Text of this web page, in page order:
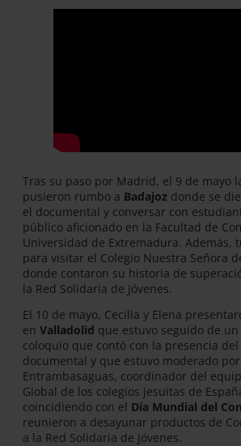
Tras su paso por Madrid, el 9 de mayo
pusieron rumbo a Badajoz donde se
el documental y conversar con
público aficionado en la Facultad de
Universidad de Extremadura. Además,
para visitar el Colegio Nuestra Señora
donde contaron su historia de
la Red Solidaria de Jóvenes.
El 10 de mayo, Cecilia y Elena
en Valladolid que estuvo seguido de
coloquio que contó con la presencia
documental y que estuvo moderado
Entrambasaguas, coordinador del
Global de los colegios jesuitas de
coincidiendo con el Día Mundial del
reunieron a desayunar productos de
a la Red Solidaria de Jóvenes.